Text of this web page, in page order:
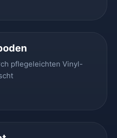
pflegeleichten Vinyl-